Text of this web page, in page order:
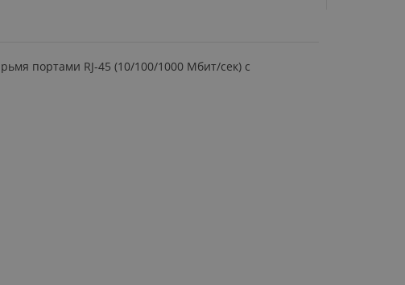
портами RJ-45 (10/100/1000 Мбит/сек) с